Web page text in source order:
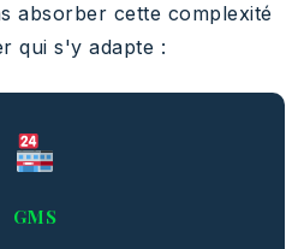
absorber cette complexité
qui s'y adapte :
GMS